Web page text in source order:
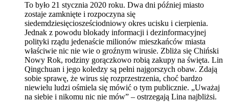
To było 21 stycznia 2020 roku. Dwa dni później miasto
zostaje zamknięte i rozpoczyna się
siedemdziesięciosześciodniowy okres ucisku i cierpienia.
Jednak z powodu blokady informacji i dezinformacyjnej
polityki rządu jedenaście milionów mieszkańców miasta
właściwie nic nie wie o groźnym wirusie. Zbliża się Chiński
Nowy Rok, rodziny gorączkowo robią zakupy na święta. Lin
Qingchuan i jego koledzy są pełni najgorszych obaw. Zdają
sobie sprawę, że wirus się rozprzestrzenia, choć bardzo
niewielu ludzi ośmiela się mówić o tym publicznie. „Uważaj
na siebie i nikomu nic nie mów” – ostrzegają Lina najbliżsi.